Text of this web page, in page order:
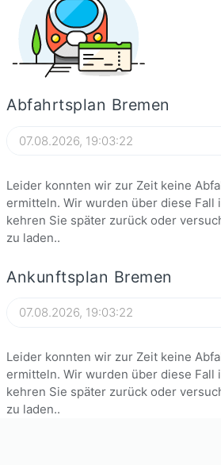
Abfahrtsplan Bremen
Leider konnten wir zur Zeit keine
ermitteln. Wir wurden über diese Fall
kehren Sie später zurück oder
zu laden..
Ankunftsplan Bremen
Leider konnten wir zur Zeit keine
ermitteln. Wir wurden über diese Fall
kehren Sie später zurück oder
zu laden..